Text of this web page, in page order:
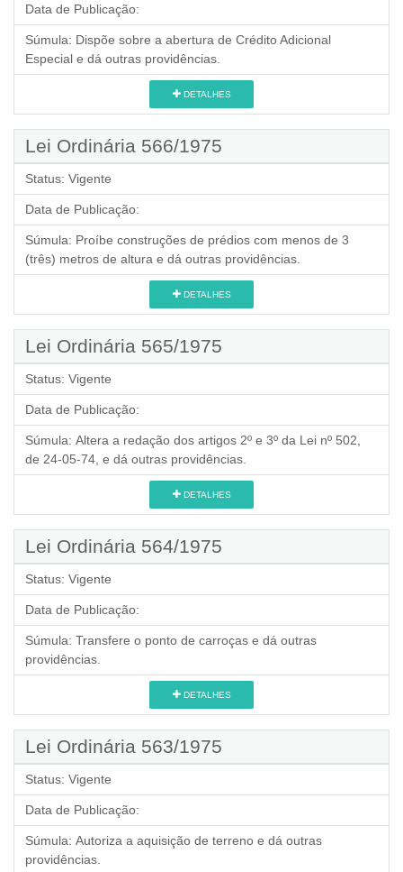
Data de Publicação:
Súmula: Dispõe sobre a abertura de Crédito Adicional
Especial e dá outras providências.
DETALHES
Lei Ordinária 566/1975
Status: Vigente
Data de Publicação:
Súmula: Proíbe construções de prédios com menos de 3
(três) metros de altura e dá outras providências.
DETALHES
Lei Ordinária 565/1975
Status: Vigente
Data de Publicação:
Súmula: Altera a redação dos artigos 2º e 3º da Lei nº 502,
de 24-05-74, e dá outras providências.
DETALHES
Lei Ordinária 564/1975
Status: Vigente
Data de Publicação:
Súmula: Transfere o ponto de carroças e dá outras
providências.
DETALHES
Lei Ordinária 563/1975
Status: Vigente
Data de Publicação:
Súmula: Autoriza a aquisição de terreno e dá outras
providências.